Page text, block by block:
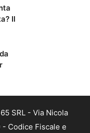
Il
SRL - Via Nicola
- Codice Fiscale e